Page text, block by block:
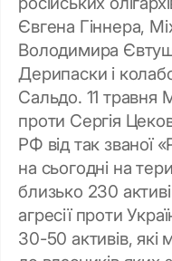
Євгена Гіннера,
Володимира
Дерипаски і
Сальдо. 11 травня
проти Сергія
РФ від так званої
на сьогодні на
близько 230
агресії проти
30-50 активів, які